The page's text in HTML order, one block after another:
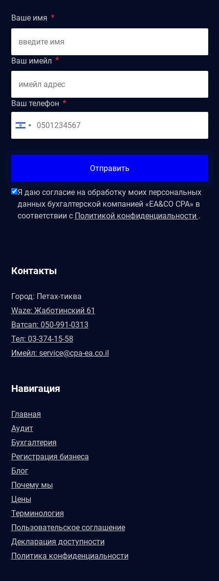
Ваше имя
Ваш имейл
Ваш телефон
Отправить
Я даю согласие на обработку моих персональных
данных бухгалтерской компанией «EA&CO CPA» в
соответствии с Политикой конфиденциальности .
Контакты
Город: Петах-тиква
Waze: Жаботинский 61
Ватсап: 050-991-0313
Тел: 03-374-15-58
Имейл: service@cpa-ea.co.il
Навигация
Главная
Аудит
Бухгалтерия
Регистрация бизнеса
Блог
Почему мы
Цены
Терминология
Пользовательское соглашение
Декларация доступности
Политика конфиденциальности